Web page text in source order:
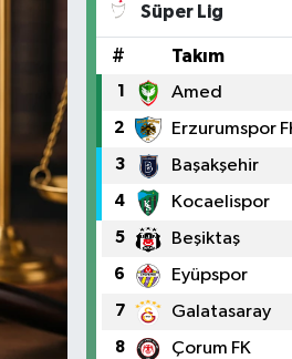
Süper Lig
# Takım
1 Amed
2 Erzurumspor
3 Başakşehir
4 Kocaelispor
5 Beşiktaş
6 Eyüpspor
7 Galatasaray
8 Çorum FK